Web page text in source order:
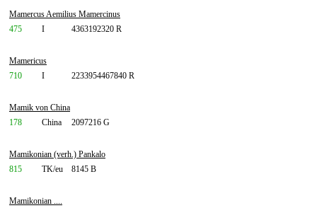
Mamercus Aemilius Mamercinus
475
I 4363192320 R
Mamericus
710
I 2233954467840 R
Mamik von China
178
China 2097216 G
Mamikonian (verh.) Pankalo
815
TK/eu 8145 B
Mamikonian ....